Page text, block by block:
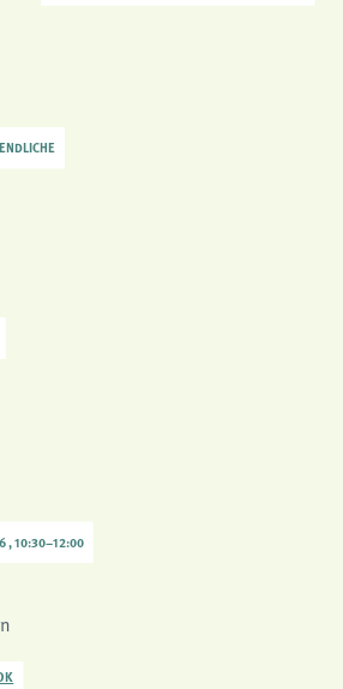
, 10:30–12:00
Website-Analysen, um unsere Dienste zu
Cookies gespeichert.